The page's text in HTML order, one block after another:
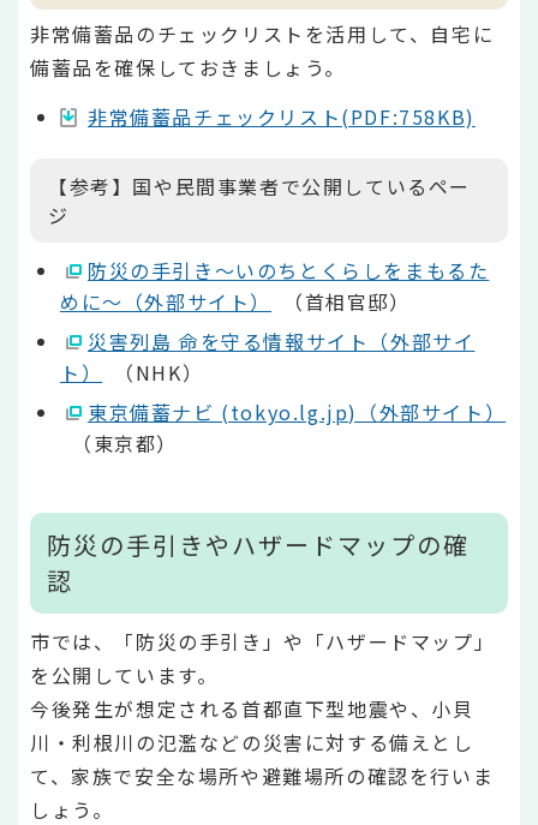
非常備蓄品のチェックリストを活用して、自宅に
備蓄品を確保しておきましょう。
非常備蓄品チェックリスト(PDF:758KB)
【参考】国や民間事業者で公開しているペー
ジ
防災の手引き～いのちとくらしをまもるた
めに～（外部サイト）
（首相官邸）
災害列島 命を守る情報サイト（外部サイ
ト）
（NHK）
東京備蓄ナビ (tokyo.lg.jp)（外部サイト）
（東京都）
防災の手引きやハザードマップの確
認
市では、「防災の手引き」や「ハザードマップ」
を公開しています。
今後発生が想定される首都直下型地震や、小貝
川・利根川の氾濫などの災害に対する備えとし
て、家族で安全な場所や避難場所の確認を行いま
しょう。